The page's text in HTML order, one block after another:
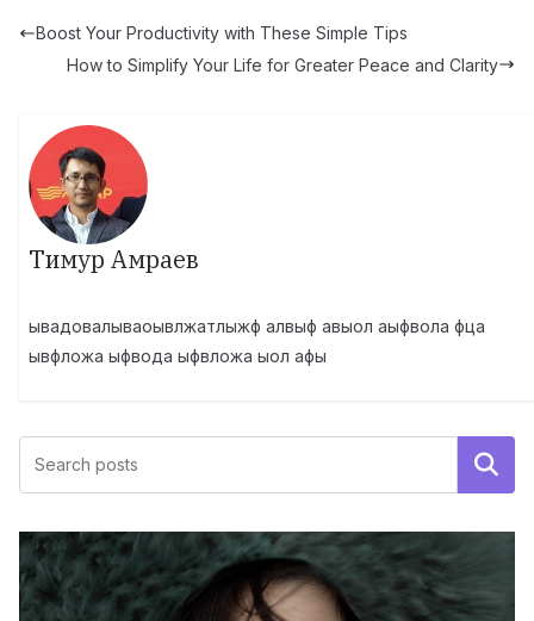
Boost Your Productivity with These Simple Tips
How to Simplify Your Life for Greater Peace and Clarity
Тимур Амраев
ывадовалываоывлжатлыжф алвыф авыол аыфвола фца
ывфложа ыфвода ыфвложа ыол афы
Поиск